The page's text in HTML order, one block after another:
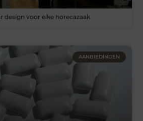
design voor elke horecazaak
AANBIEDINGEN